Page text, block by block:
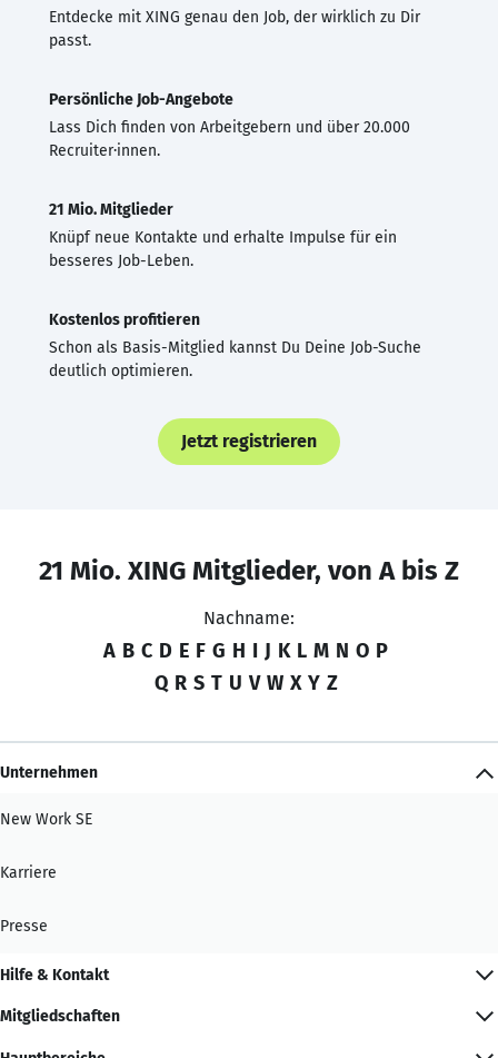
Entdecke mit XING genau den Job, der wirklich zu Dir
passt.
Persönliche Job-Angebote
Lass Dich finden von Arbeitgebern und über 20.000
Recruiter·innen.
21 Mio. Mitglieder
Knüpf neue Kontakte und erhalte Impulse für ein
besseres Job-Leben.
Kostenlos profitieren
Schon als Basis-Mitglied kannst Du Deine Job-Suche
deutlich optimieren.
Jetzt registrieren
21 Mio. XING Mitglieder, von A bis Z
Nachname:
A B C D E F G H I J K L M N O P
Q R S T U V W X Y Z
Unternehmen
New Work SE
Karriere
Presse
Hilfe & Kontakt
Mitgliedschaften